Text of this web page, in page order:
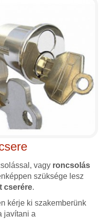
vagy roncsolás
szüksége lesz
cserére.
kérje ki szakemberünk
javítani a